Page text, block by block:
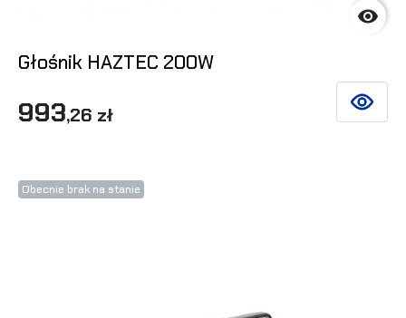

Głośnik HAZTEC 200W
993,26 zł ZOBACZ
Obecnie brak na stanie